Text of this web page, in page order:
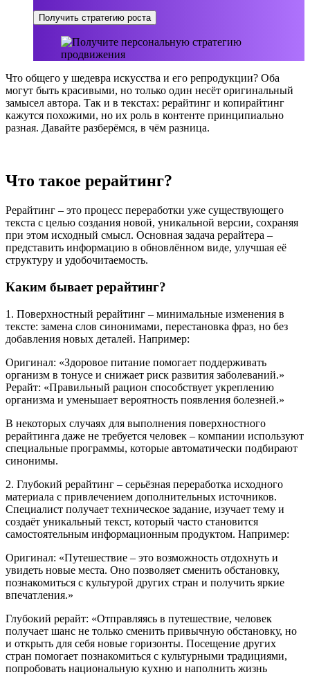
Получить стратегию роста
Что общего у шедевра искусства и его репродукции? Оба
могут быть красивыми, но только один несёт оригинальный
замысел автора. Так и в текстах: рерайтинг и копирайтинг
кажутся похожими, но их роль в контенте принципиально
разная. Давайте разберёмся, в чём разница.
Что такое рерайтинг?
Рерайтинг – это процесс переработки уже существующего
текста с целью создания новой, уникальной версии, сохраняя
при этом исходный смысл. Основная задача рерайтера –
представить информацию в обновлённом виде, улучшая её
структуру и удобочитаемость.
Каким бывает рерайтинг?
1. Поверхностный рерайтинг – минимальные изменения в
тексте: замена слов синонимами, перестановка фраз, но без
добавления новых деталей. Например:
Оригинал: «Здоровое питание помогает поддерживать
организм в тонусе и снижает риск развития заболеваний.»
Рерайт: «Правильный рацион способствует укреплению
организма и уменьшает вероятность появления болезней.»
В некоторых случаях для выполнения поверхностного
рерайтинга даже не требуется человек – компании используют
специальные программы, которые автоматически подбирают
синонимы.
2. Глубокий рерайтинг – серьёзная переработка исходного
материала с привлечением дополнительных источников.
Специалист получает техническое задание, изучает тему и
создаёт уникальный текст, который часто становится
самостоятельным информационным продуктом. Например:
Оригинал: «Путешествие – это возможность отдохнуть и
увидеть новые места. Оно позволяет сменить обстановку,
познакомиться с культурой других стран и получить яркие
впечатления.»
Глубокий рерайт: «Отправляясь в путешествие, человек
получает шанс не только сменить привычную обстановку, но
и открыть для себя новые горизонты. Посещение других
стран помогает познакомиться с культурными традициями,
попробовать национальную кухню и наполнить жизнь